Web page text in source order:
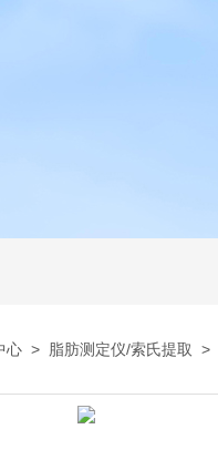
心 > 脂肪测定仪/索氏提取 >